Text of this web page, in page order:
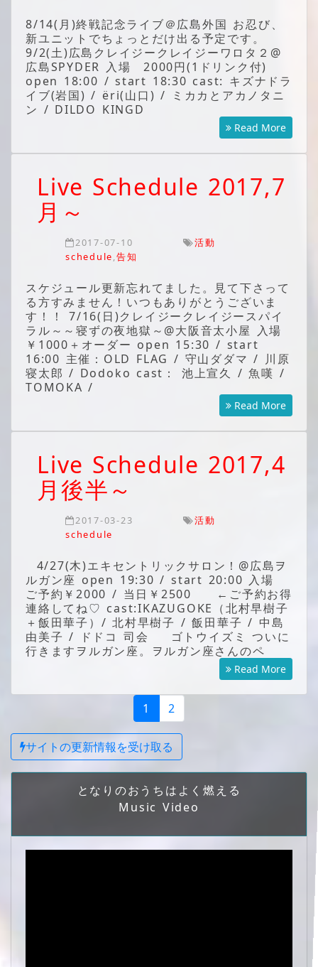
8/14(月)終戦記念ライブ＠広島外国 お忍び、
新ユニットでちょっとだけ出る予定です。
9/2(土)広島クレイジークレイジーワロタ２@
広島SPYDER 入場 2000円(1ドリンク付)
open 18:00 / start 18:30 cast: キズナドラ
イブ(岩国) / ёri(山口) / ミカカとアカノタニ
ン / DILDO KINGD
Read More
Live Schedule 2017,7
月～
2017-07-10
活動
schedule,告知
スケジュール更新忘れてました。見て下さって
る方すみません！いつもありがとうございま
す！！ 7/16(日)クレイジークレイジースパイ
ラル～～寝ずの夜地獄～@大阪音太小屋 入場
￥1000＋オーダー open 15:30 / start
16:00 主催：OLD FLAG / 守山ダダマ / 川原
寝太郎 / Dodoko cast： 池上宣久 / 魚嘆 /
TOMOKA /
Read More
Live Schedule 2017,4
月後半～
2017-03-23
活動
schedule
4/27(木)エキセントリックサロン！@広島ヲ
ルガン座 open 19:30 / start 20:00 入場
ご予約￥2000 / 当日￥2500 ←ご予約お得
連絡してね♡ cast:IKAZUGOKE（北村早樹子
＋飯田華子）/ 北村早樹子 / 飯田華子 / 中島
由美子 / ドドコ 司会 ゴトウイズミ ついに
行きますヲルガン座。ヲルガン座さんのペ
Read More
1 2
サイトの更新情報を受け取る
となりのおうちはよく燃える
Music Video